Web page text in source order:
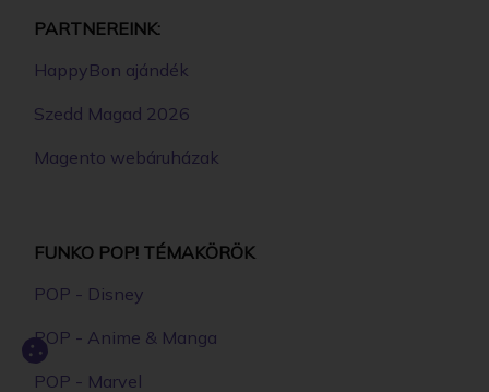
PARTNEREINK:
HappyBon ajándék
Szedd Magad 2026
Magento webáruházak
FUNKO POP! TÉMAKÖRÖK
POP - Disney
POP - Anime & Manga
POP - Marvel